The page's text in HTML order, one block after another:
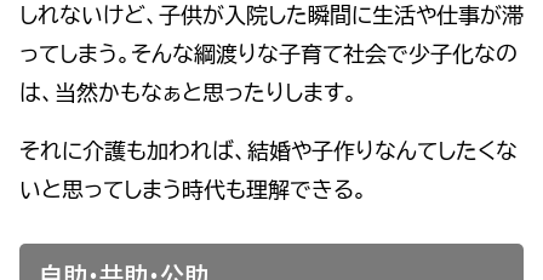
しれないけど、子供が入院した瞬間に生活や仕事が滞
ってしまう。そんな綱渡りな子育て社会で少子化なの
は、当然かもなぁと思ったりします。
それに介護も加われば、結婚や子作りなんてしたくな
いと思ってしまう時代も理解できる。